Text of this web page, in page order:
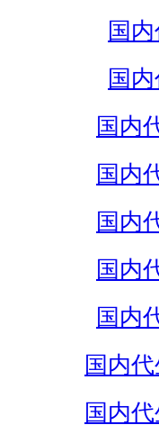
国
国
国内
国内
国内
国内
国内
国内
国内